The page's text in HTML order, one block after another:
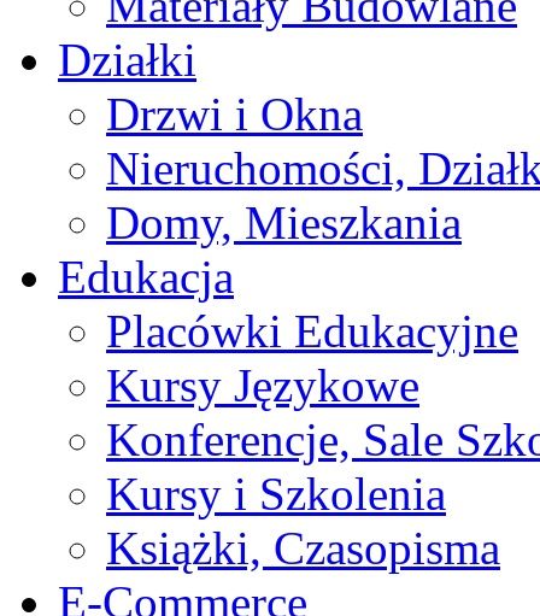
Działki
Drzwi i Okna
Nieruchomości,
Domy, Mieszkania
Edukacja
Placówki Edukacyjne
Kursy Językowe
Konferencje, Sale
Kursy i Szkolenia
Książki, Czasopisma
E-Commerce